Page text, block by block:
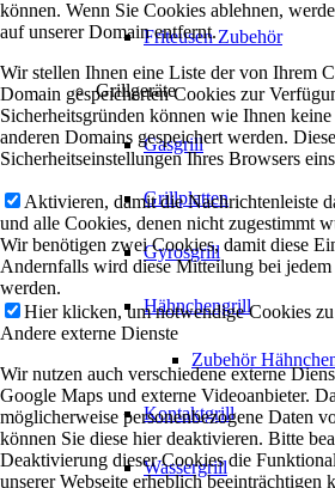
Friteusen Zubehör
Grillgeräte
Gasgrill
Grillplatten
Gyrosgrill
Hähnchengrill
Zubehör
Kontaktgrill
Wassergrill
können. Wenn Sie Cookies ablehnen,
auf unserer Domain entfernt.
Wir stellen Ihnen eine Liste der von Ihrem
Domain gespeicherten Cookies zur
Sicherheitsgründen können wie Ihnen
anderen Domains gespeichert werden.
Sicherheitseinstellungen Ihres Browsers
Aktivieren, damit die Nachrichtenleiste
und alle Cookies, denen nicht zugestimmt
Wir benötigen zwei Cookies, damit diese
Andernfalls wird diese Mitteilung bei jedem
werden.
Hier klicken, um notwendige Cookies
Andere externe Dienste
Wir nutzen auch verschiedene externe
Google Maps und externe Videoanbieter.
möglicherweise personenbezogene Daten
können Sie diese hier deaktivieren. Bitte
Deaktivierung dieser Cookies die
unserer Webseite erheblich beeinträchtigen